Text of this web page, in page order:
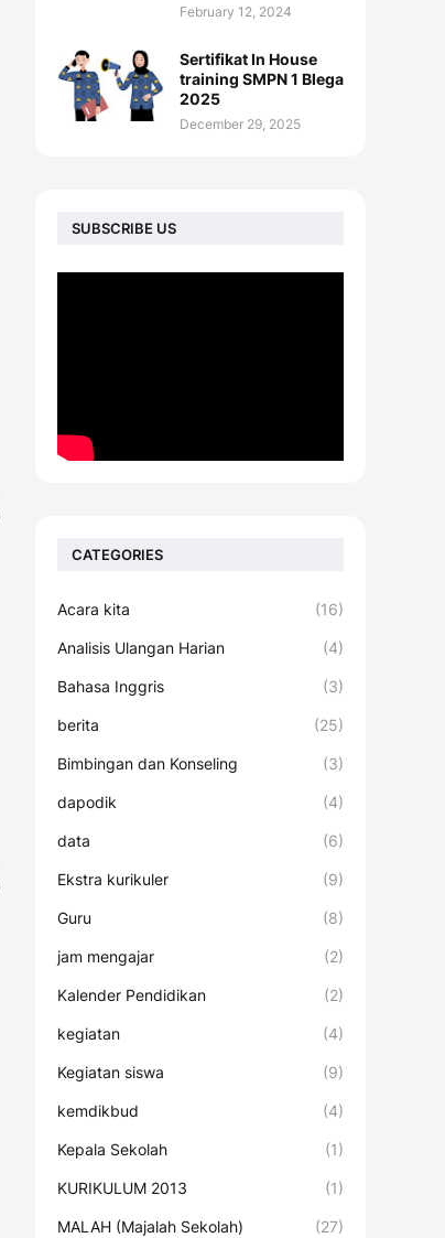
February 12, 2024
Sertifikat In House
training SMPN 1 Blega
2025
December 29, 2025
SUBSCRIBE US
CATEGORIES
Acara kita (16)
Analisis Ulangan Harian (4)
Bahasa Inggris (3)
berita (25)
Bimbingan dan Konseling (3)
dapodik (4)
data (6)
Ekstra kurikuler (9)
Guru (8)
jam mengajar (2)
Kalender Pendidikan (2)
kegiatan (4)
Kegiatan siswa (9)
kemdikbud (4)
Kepala Sekolah (1)
KURIKULUM 2013 (1)
MALAH (Majalah Sekolah) (27)